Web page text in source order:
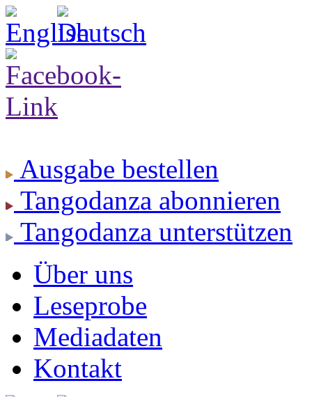
Ausgabe bestellen
Tangodanza abonnieren
Tangodanza unterstützen
Über uns
Leseprobe
Mediadaten
Kontakt